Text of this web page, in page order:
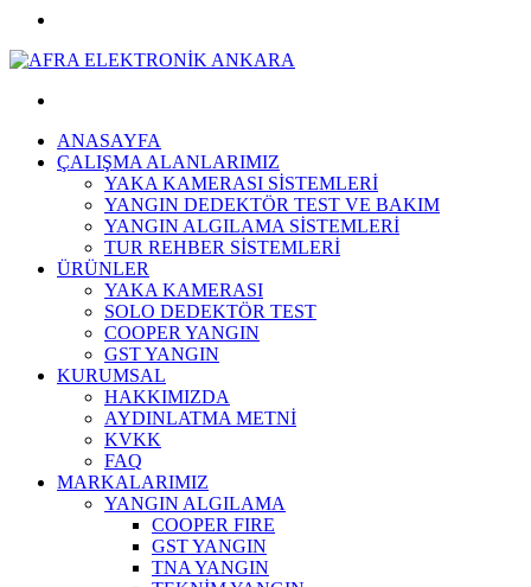
ANASAYFA
ÇALIŞMA ALANLARIMIZ
YAKA KAMERASI SİSTEMLERİ
YANGIN DEDEKTÖR TEST VE BAKIM
YANGIN ALGILAMA SİSTEMLERİ
TUR REHBER SİSTEMLERİ
ÜRÜNLER
YAKA KAMERASI
SOLO DEDEKTÖR TEST
COOPER YANGIN
GST YANGIN
KURUMSAL
HAKKIMIZDA
AYDINLATMA METNİ
KVKK
FAQ
MARKALARIMIZ
YANGIN ALGILAMA
COOPER FIRE
GST YANGIN
TNA YANGIN